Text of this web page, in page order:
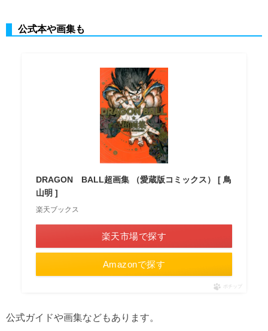
公式本や画集も
DRAGON BALL超画集 （愛蔵版コミックス） [ 鳥
山明 ]
楽天ブックス
楽天市場で探す
Amazonで探す
ポチップ
公式ガイドや画集などもあります。